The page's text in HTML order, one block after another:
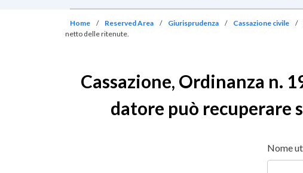
Home / Reserved Area / Giurisprudenza / Cassazione civile /
netto delle ritenute.
Cassazione, Ordinanza n.
datore può recuperare
Nome